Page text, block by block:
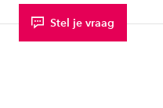
Stel je vraag